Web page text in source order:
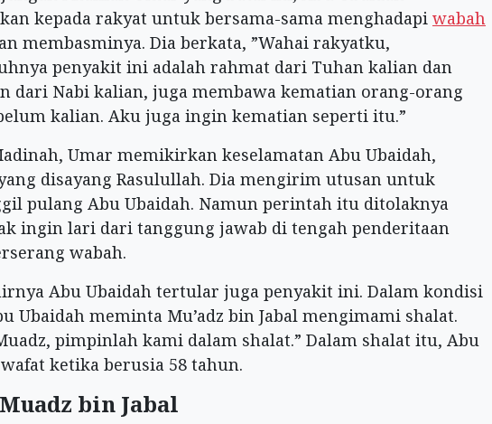
kepada rakyat untuk bersama-sama menghadapi wabah
membasminya. Dia berkata, ”Wahai rakyatku,
penyakit ini adalah rahmat dari Tuhan kalian dan
dari Nabi kalian, juga membawa kematian orang-orang
kalian. Aku juga ingin kematian seperti itu.”
Umar memikirkan keselamatan Abu Ubaidah,
disayang Rasulullah. Dia mengirim utusan untuk
pulang Abu Ubaidah. Namun perintah itu ditolaknya
ingin lari dari tanggung jawab di tengah penderitaan
wabah.
Abu Ubaidah tertular juga penyakit ini. Dalam kondisi
Ubaidah meminta Mu’adz bin Jabal mengimami shalat.
pimpinlah kami dalam shalat.” Dalam shalat itu, Abu
ketika berusia 58 tahun.
bin Jabal